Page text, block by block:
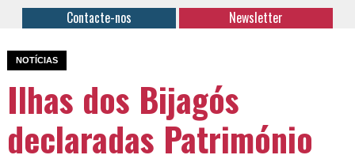
Contacte-nos Newsletter
NOTÍCIAS
Ilhas dos Bijagós
declaradas Património